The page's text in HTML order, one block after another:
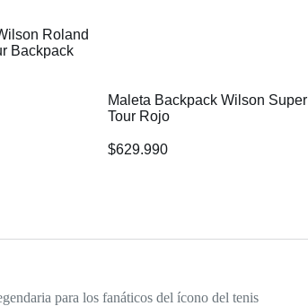
Roland
Backpack
Maleta Backpack Wilson Super
Tour Rojo
$629.990
para los fanáticos del ícono del tenis